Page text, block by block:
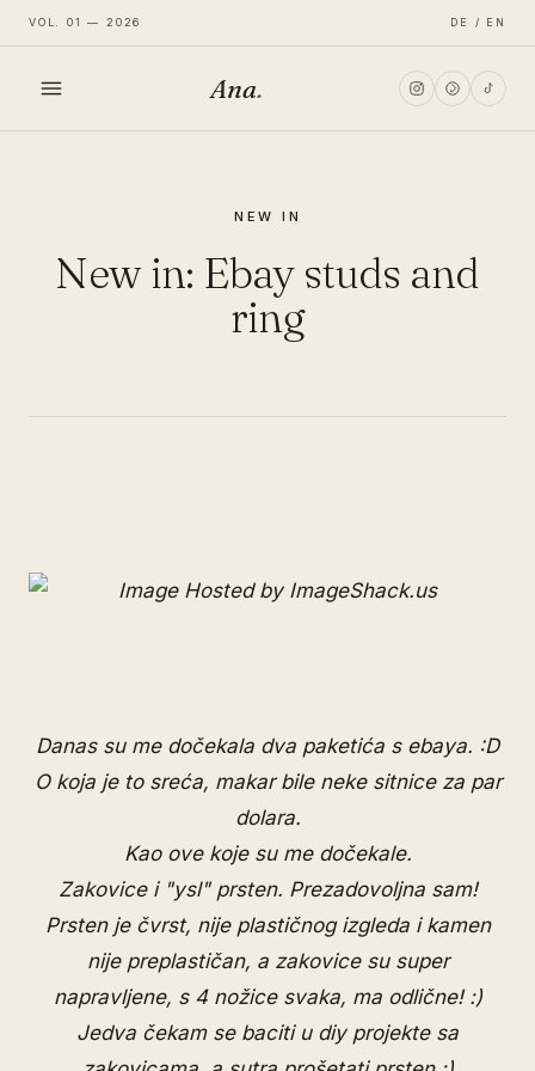
VOL. 01 — 2026 DE / EN
Ana.
NEW IN
New in: Ebay studs and
ring
Danas su me dočekala dva paketića s ebaya. :D
O koja je to sreća, makar bile neke sitnice za par
dolara.
Kao ove koje su me dočekale.
Zakovicei "ysl" prsten. Prezadovoljna sam!
Prsten je čvrst, nije plastičnog izgleda i kamen
nije preplastičan, a zakovice su super
napravljene, s 4 nožice svaka, ma odlične! :)
Jedva čekam se baciti u diy projekte sa